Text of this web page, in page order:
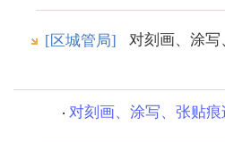
[区城管局] 对刻画、涂写
对刻画、涂写、张贴